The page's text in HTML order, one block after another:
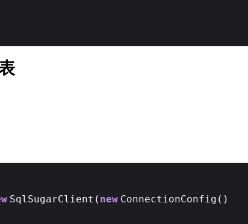
SqlSugarClient( new ConnectionConfig()